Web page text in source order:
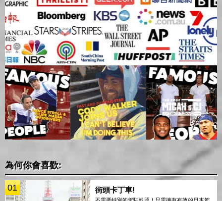
為何你會喜歡:
01 街頭卡丁車!